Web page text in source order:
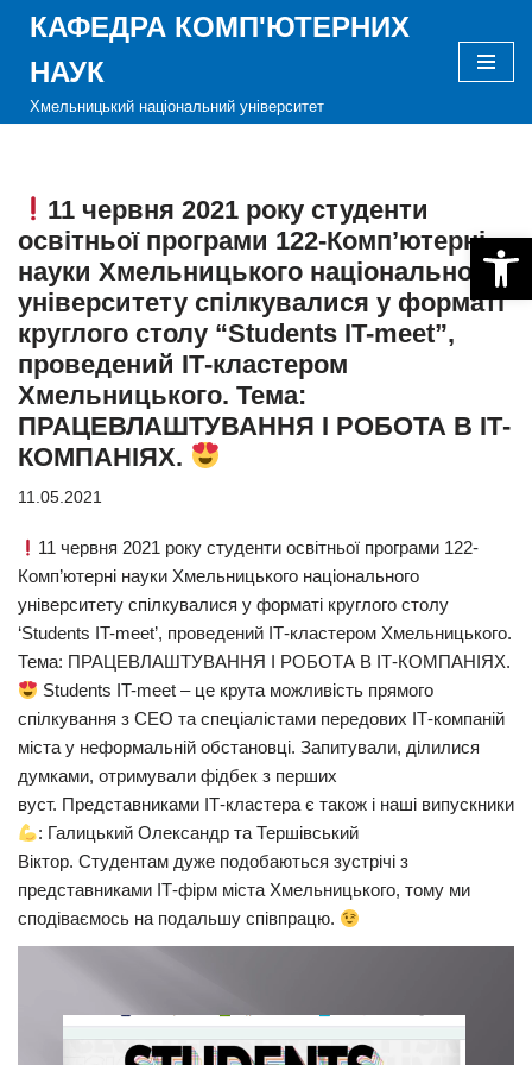
Перейти
вмісту
КАФЕДРА КОМП'ЮТЕРНИХ
НАУК
Хмельницький національний університет
11 червня 2021 року студенти
освітньої програми 122-Комп’ютерні
науки Хмельницького національного
університету спілкувалися у форматі
круглого столу “Students IT-meet”,
проведений ІТ-кластером
Хмельницького. Тема:
ПРАЦЕВЛАШТУВАННЯ І РОБОТА В ІТ-
КОМПАНІЯХ.
11.05.2021
11 червня 2021 року студенти освітньої програми 122-
Комп’ютерні науки Хмельницького національного
університету спілкувалися у форматі круглого столу
‘Students IT-meet’, проведений ІТ-кластером Хмельницького.
Тема: ПРАЦЕВЛАШТУВАННЯ І РОБОТА В ІТ-КОМПАНІЯХ.
Students IT-meet – це крута можливість прямого
спілкування з CEO та спеціалістами передових ІТ-компаній
міста у неформальній обстановці. Запитували, ділилися
думками, отримували фідбек з перших
вуст. Представниками ІТ-кластера є також і наші випускники
: Галицький Олександр та Тершівський
Віктор. Студентам дуже подобаються зустрічі з
представниками ІТ-фірм міста Хмельницького, тому ми
сподіваємось на подальшу співпрацю.